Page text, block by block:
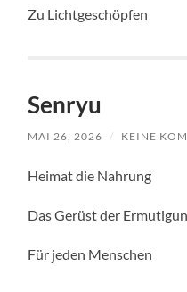
Zu Lichtgeschöpfen
Senryu
MAI 26, 2026 / KEINE
Heimat die Nahrung
Das Gerüst der
Für jeden Menschen